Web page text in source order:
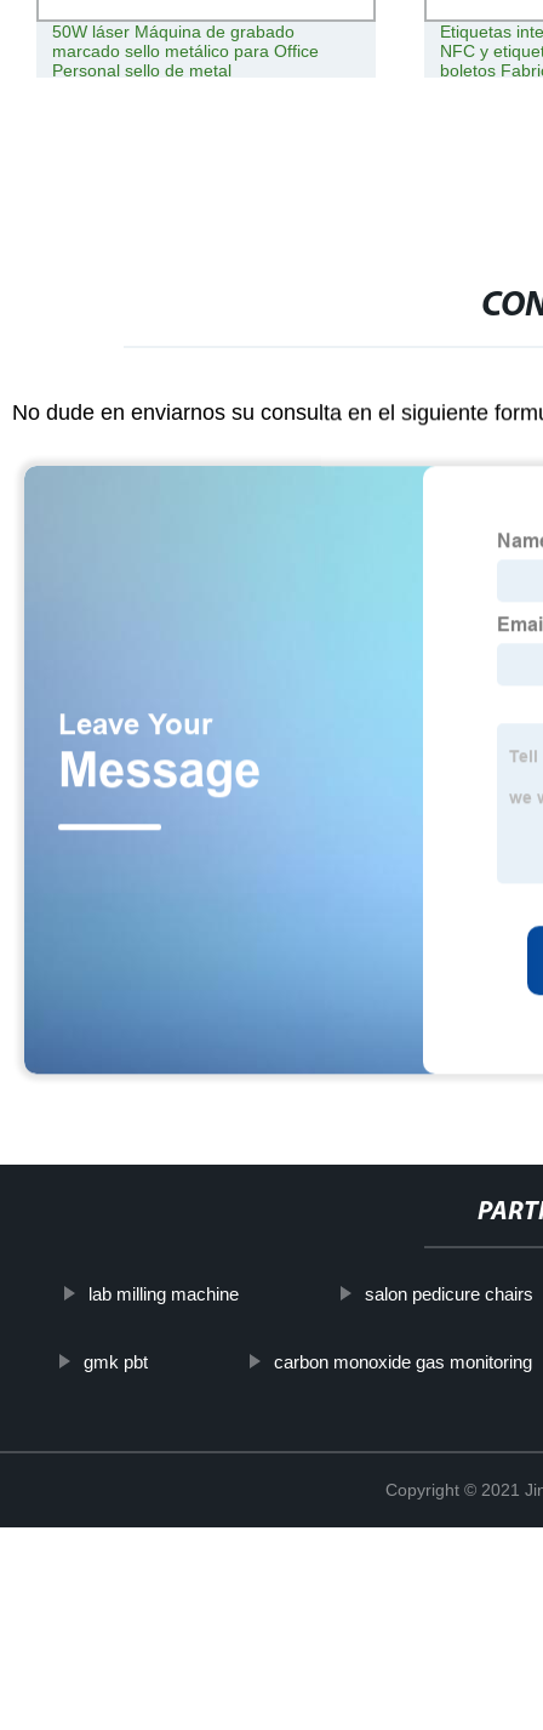
50W láser Máquina de grabado
marcado sello metálico para Office
Personal sello de metal
Etiquetas
NFC y
boletos
No dude en enviarnos su consulta en el siguiente
lab milling machine salon pedicure chairs
gmk pbt carbon monoxide gas monitoring
Copyright © 2021